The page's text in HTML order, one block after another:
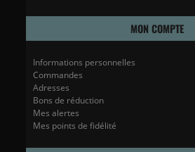
MON COMPTE
Informations personnelles
Commandes
Adresses
Bons de réduction
Mes alertes
Mes points de fidélité